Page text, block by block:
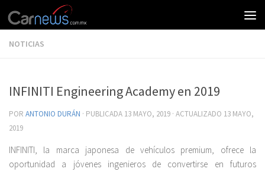
NOTICIAS
INFINITI Engineering Academy en 2019
POR ANTONIO DURÁN · PUBLICADA 13 MAYO, 2019 · ACTUALIZADO 13 MAYO,
2019
INFINITI, la marca japonesa de vehículos premium, ofrece la
oportunidad a jóvenes ingenieros de convertirse en futuros